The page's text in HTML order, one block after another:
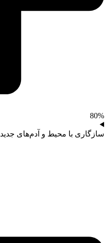
80%
سازگاری با محیط و آدم‌های جدید